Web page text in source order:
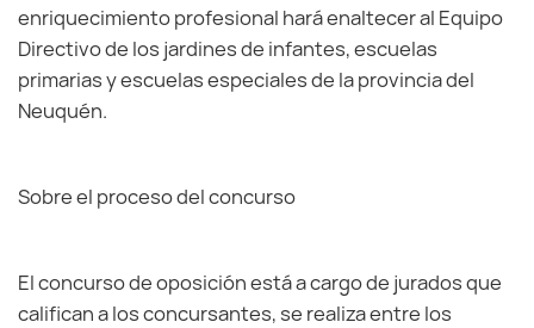
enriquecimiento profesional hará enaltecer al Equipo
Directivo de los jardines de infantes, escuelas
primarias y escuelas especiales de la provincia del
Neuquén.
Sobre el proceso del concurso
El concurso de oposición está a cargo de jurados que
califican a los concursantes, se realiza entre los